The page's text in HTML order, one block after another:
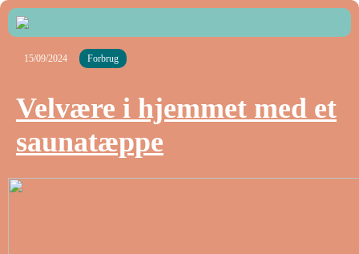
15/09/2024 Forbrug
Velvære i hjemmet med et
saunatæppe